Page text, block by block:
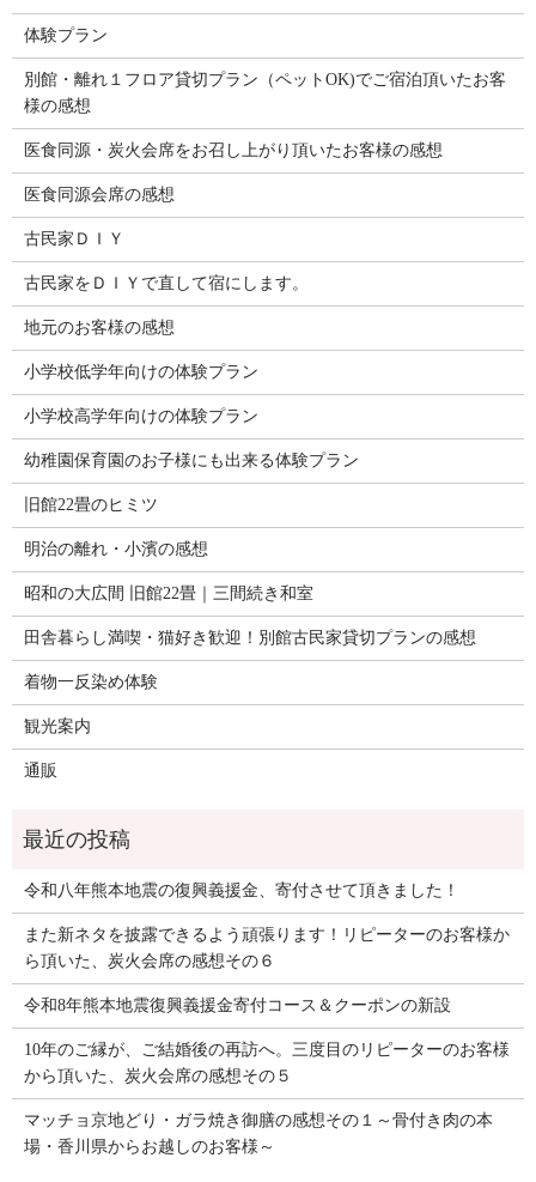
体験プラン
別館・離れ１フロア貸切プラン（ペットOK)でご宿泊頂いたお客
様の感想
医食同源・炭火会席をお召し上がり頂いたお客様の感想
医食同源会席の感想
古民家ＤＩＹ
古民家をＤＩＹで直して宿にします。
地元のお客様の感想
小学校低学年向けの体験プラン
小学校高学年向けの体験プラン
幼稚園保育園のお子様にも出来る体験プラン
旧館22畳のヒミツ
明治の離れ・小濱の感想
昭和の大広間 旧館22畳｜三間続き和室
田舎暮らし満喫・猫好き歓迎！別館古民家貸切プランの感想
着物一反染め体験
観光案内
通販
令和八年熊本地震の復興義援金、寄付させて頂きました！
また新ネタを披露できるよう頑張ります！リピーターのお客様か
ら頂いた、炭火会席の感想その６
令和8年熊本地震復興義援金寄付コース＆クーポンの新設
10年のご縁が、ご結婚後の再訪へ。三度目のリピーターのお客様
から頂いた、炭火会席の感想その５
マッチョ京地どり・ガラ焼き御膳の感想その１～骨付き肉の本
場・香川県からお越しのお客様～